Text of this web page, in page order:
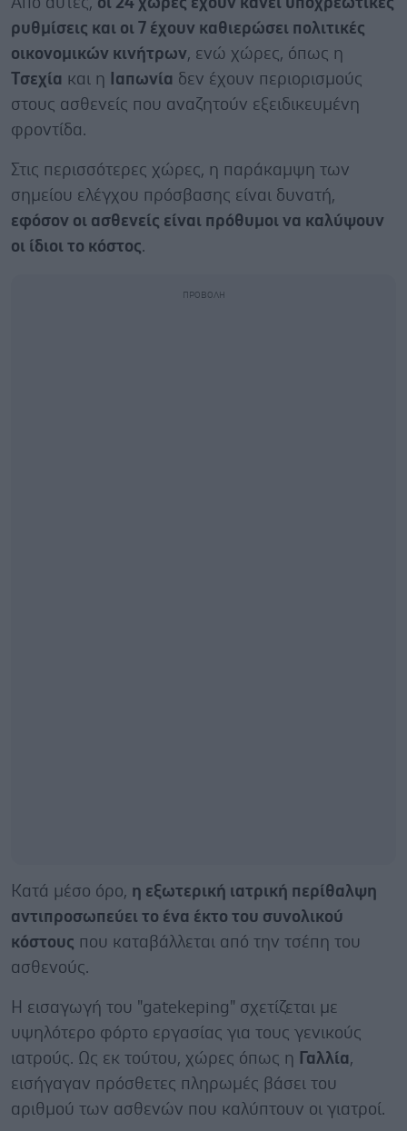
ρυθμίσεις και οι 7 έχουν καθιερώσει πολιτικές
οικονομικών κινήτρων, ενώ χώρες, όπως η
Τσεχία και η Ιαπωνία δεν έχουν περιορισμούς
στους ασθενείς που αναζητούν εξειδικευμένη
φροντίδα.
Στις περισσότερες χώρες, η παράκαμψη των
σημείου ελέγχου πρόσβασης είναι δυνατή,
εφόσον οι ασθενείς είναι πρόθυμοι να καλύψουν
οι ίδιοι το κόστος.
Κατά μέσο όρο, η εξωτερική ιατρική περίθαλψη
αντιπροσωπεύει το ένα έκτο του συνολικού
κόστους που καταβάλλεται από την τσέπη του
ασθενούς.
Η εισαγωγή του "gatekeping" σχετίζεται με
υψηλότερο φόρτο εργασίας για τους γενικούς
ιατρούς. Ως εκ τούτου, χώρες όπως η Γαλλία,
εισήγαγαν πρόσθετες πληρωμές βάσει του
αριθμού των ασθενών που καλύπτουν οι γιατροί.